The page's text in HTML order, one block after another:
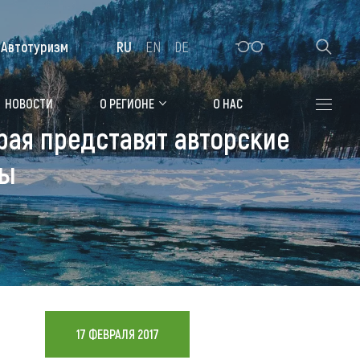
Алтайская зимовка
Где остановиться
Санатории
Гостиницы, отели
Коттеджи, базы
Сельские усадьбы
Мотели, придорожные отели
НОВОСТИ О РЕГИОНЕ О НАС
Автотуризм RU EN DE
представят авторские
17 ФЕВРАЛЯ 2017